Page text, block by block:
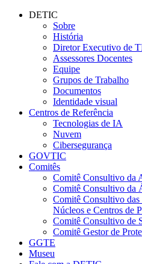
DETIC
Sobre
História
Diretor Executivo de
Assessores Docentes
Equipe
Grupos de Trabalho
Documentos
Identidade visual
Centros de Referência
Tecnologias de IA
Nuvem
Cibersegurança
GOVTIC
Comitês
Comitê Consultivo da
Comitê Consultivo da
Comitê Consultivo das
Núcleos e Centros de
Comitê Consultivo de
Comitê Gestor de
GGTE
Museu